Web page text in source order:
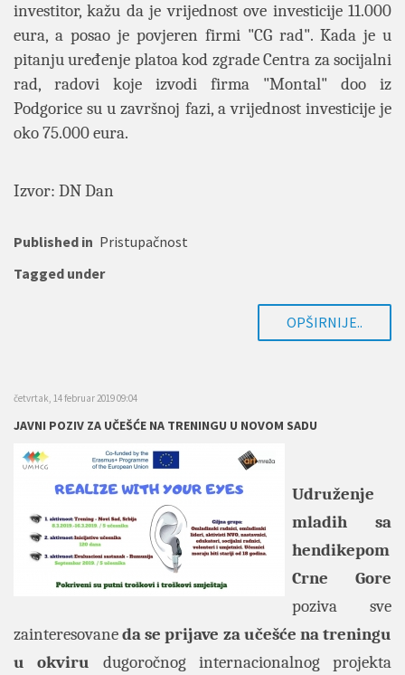
investitor, kažu da je vrijednost ove investicije 11.000
eura, a posao je povjeren firmi "CG rad". Kada je u
pitanju uređenje platoa kod zgrade Centra za socijalni
rad, radovi koje izvodi firma "Montal" doo iz
Podgorice su u završnoj fazi, a vrijednost investicije je
oko 75.000 eura.
Izvor: DN Dan
Published in Pristupačnost
Tagged under
OPŠIRNIJE..
četvrtak, 14 februar 2019 09:04
JAVNI POZIV ZA UČEŠĆE NA TRENINGU U NOVOM SADU
Udruženje
mladih sa
hendikepom
Crne Gore
poziva sve
zainteresovaneda se prijave za učešće na treningu
u okviru dugoročnog internacionalnog projekta